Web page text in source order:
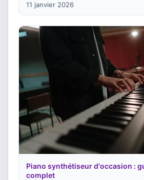
11 janvier 2026
Piano synthétiseur d'occasion :
complet